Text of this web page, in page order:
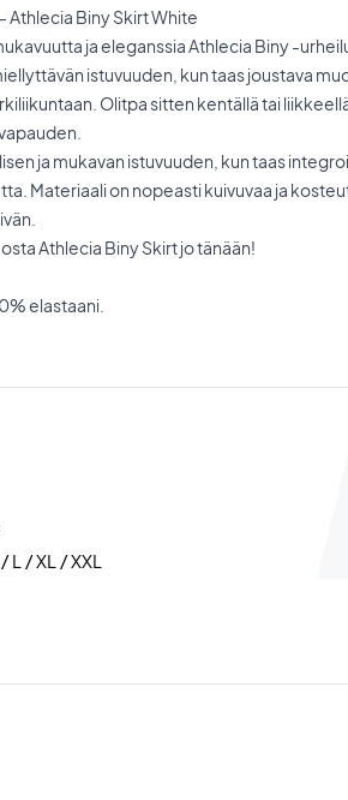
Athlecia Biny Skirt White
ja eleganssia Athlecia Biny -
istuvuuden, kun taas joustava
Olitpa sitten kentällä tai
ja mukavan istuvuuden, kun taas
Materiaali on nopeasti kuivuvaa ja
Athlecia Biny Skirt jo tänään!
elastaani.
L / XL / XXL